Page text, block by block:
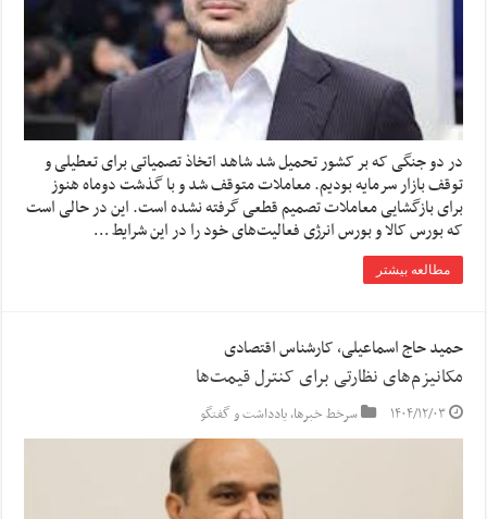
در دو جنگی که بر کشور تحمیل شد شاهد اتخاذ تصمیاتی برای تعطیلی و
توقف بازار سرمایه بودیم. معاملات متوقف شد و با گذشت دوماه هنوز
برای بازگشایی معاملات تصمیم قطعی گرفته نشده است. این در حالی است
که بورس کالا و بورس انرژی فعالیت‌های خود را در این شرایط …
مطالعه بیشتر
حمید حاج اسماعیلی، کارشناس اقتصادی
مکانیزم‌های نظارتی برای کنترل قیمت‌ها
۱۴۰۴/۱۲/۰۳ سرخط خبرها,یادداشت و گفتگو